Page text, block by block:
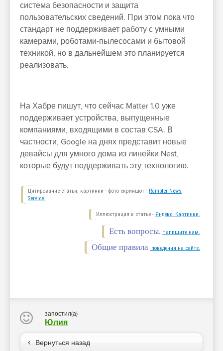
система безопасности и защита
пользовательских сведений. При этом пока что
стандарт не поддерживает работу с умными
камерами, роботами-пылесосами и бытовой
техникой, но в дальнейшем это планируется
реализовать.
На Хабре пишут, что сейчас Matter 1.0 уже
поддерживает устройства, выпущенные
компаниями, входящими в состав CSA. В
частности, Google на днях представит новые
девайсы для умного дома из линейки Nest,
которые будут поддерживать эту технологию.
Цитирование статьи, картинки - фото скриншот - Rambler News
Service.
Иллюстрация к статье - Яндекс. Картинки.
Есть вопросы. Напишите нам.
Общие правила поведения на сайте.
запостил(а)
Юлия
Вернуться назад